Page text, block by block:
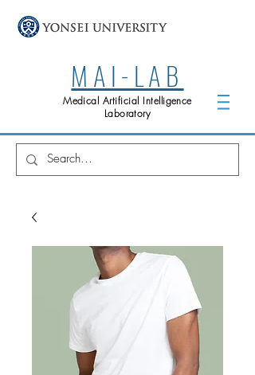
Medical Artificial Intelligence
Laboratory
MAI-LAB